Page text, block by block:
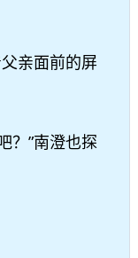
亲面前的屏
？”南澄也探